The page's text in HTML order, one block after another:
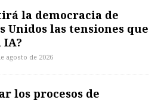
la democracia de
Unidos las tensiones que
IA?
agosto de 2026
los procesos de